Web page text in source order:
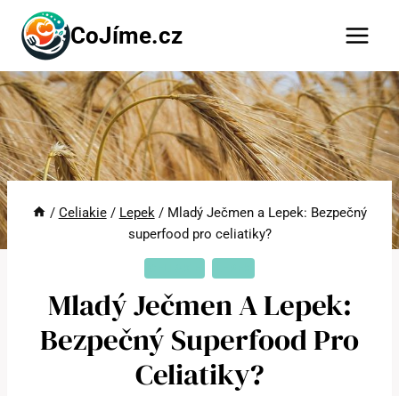
Přeskočit
obsah
CoJíme.cz
/ Celiakie / Lepek / Mladý Ječmen a Lepek: Bezpečný
superfood pro celiatiky?
Mladý Ječmen A Lepek:
Bezpečný Superfood Pro
Celiatiky?